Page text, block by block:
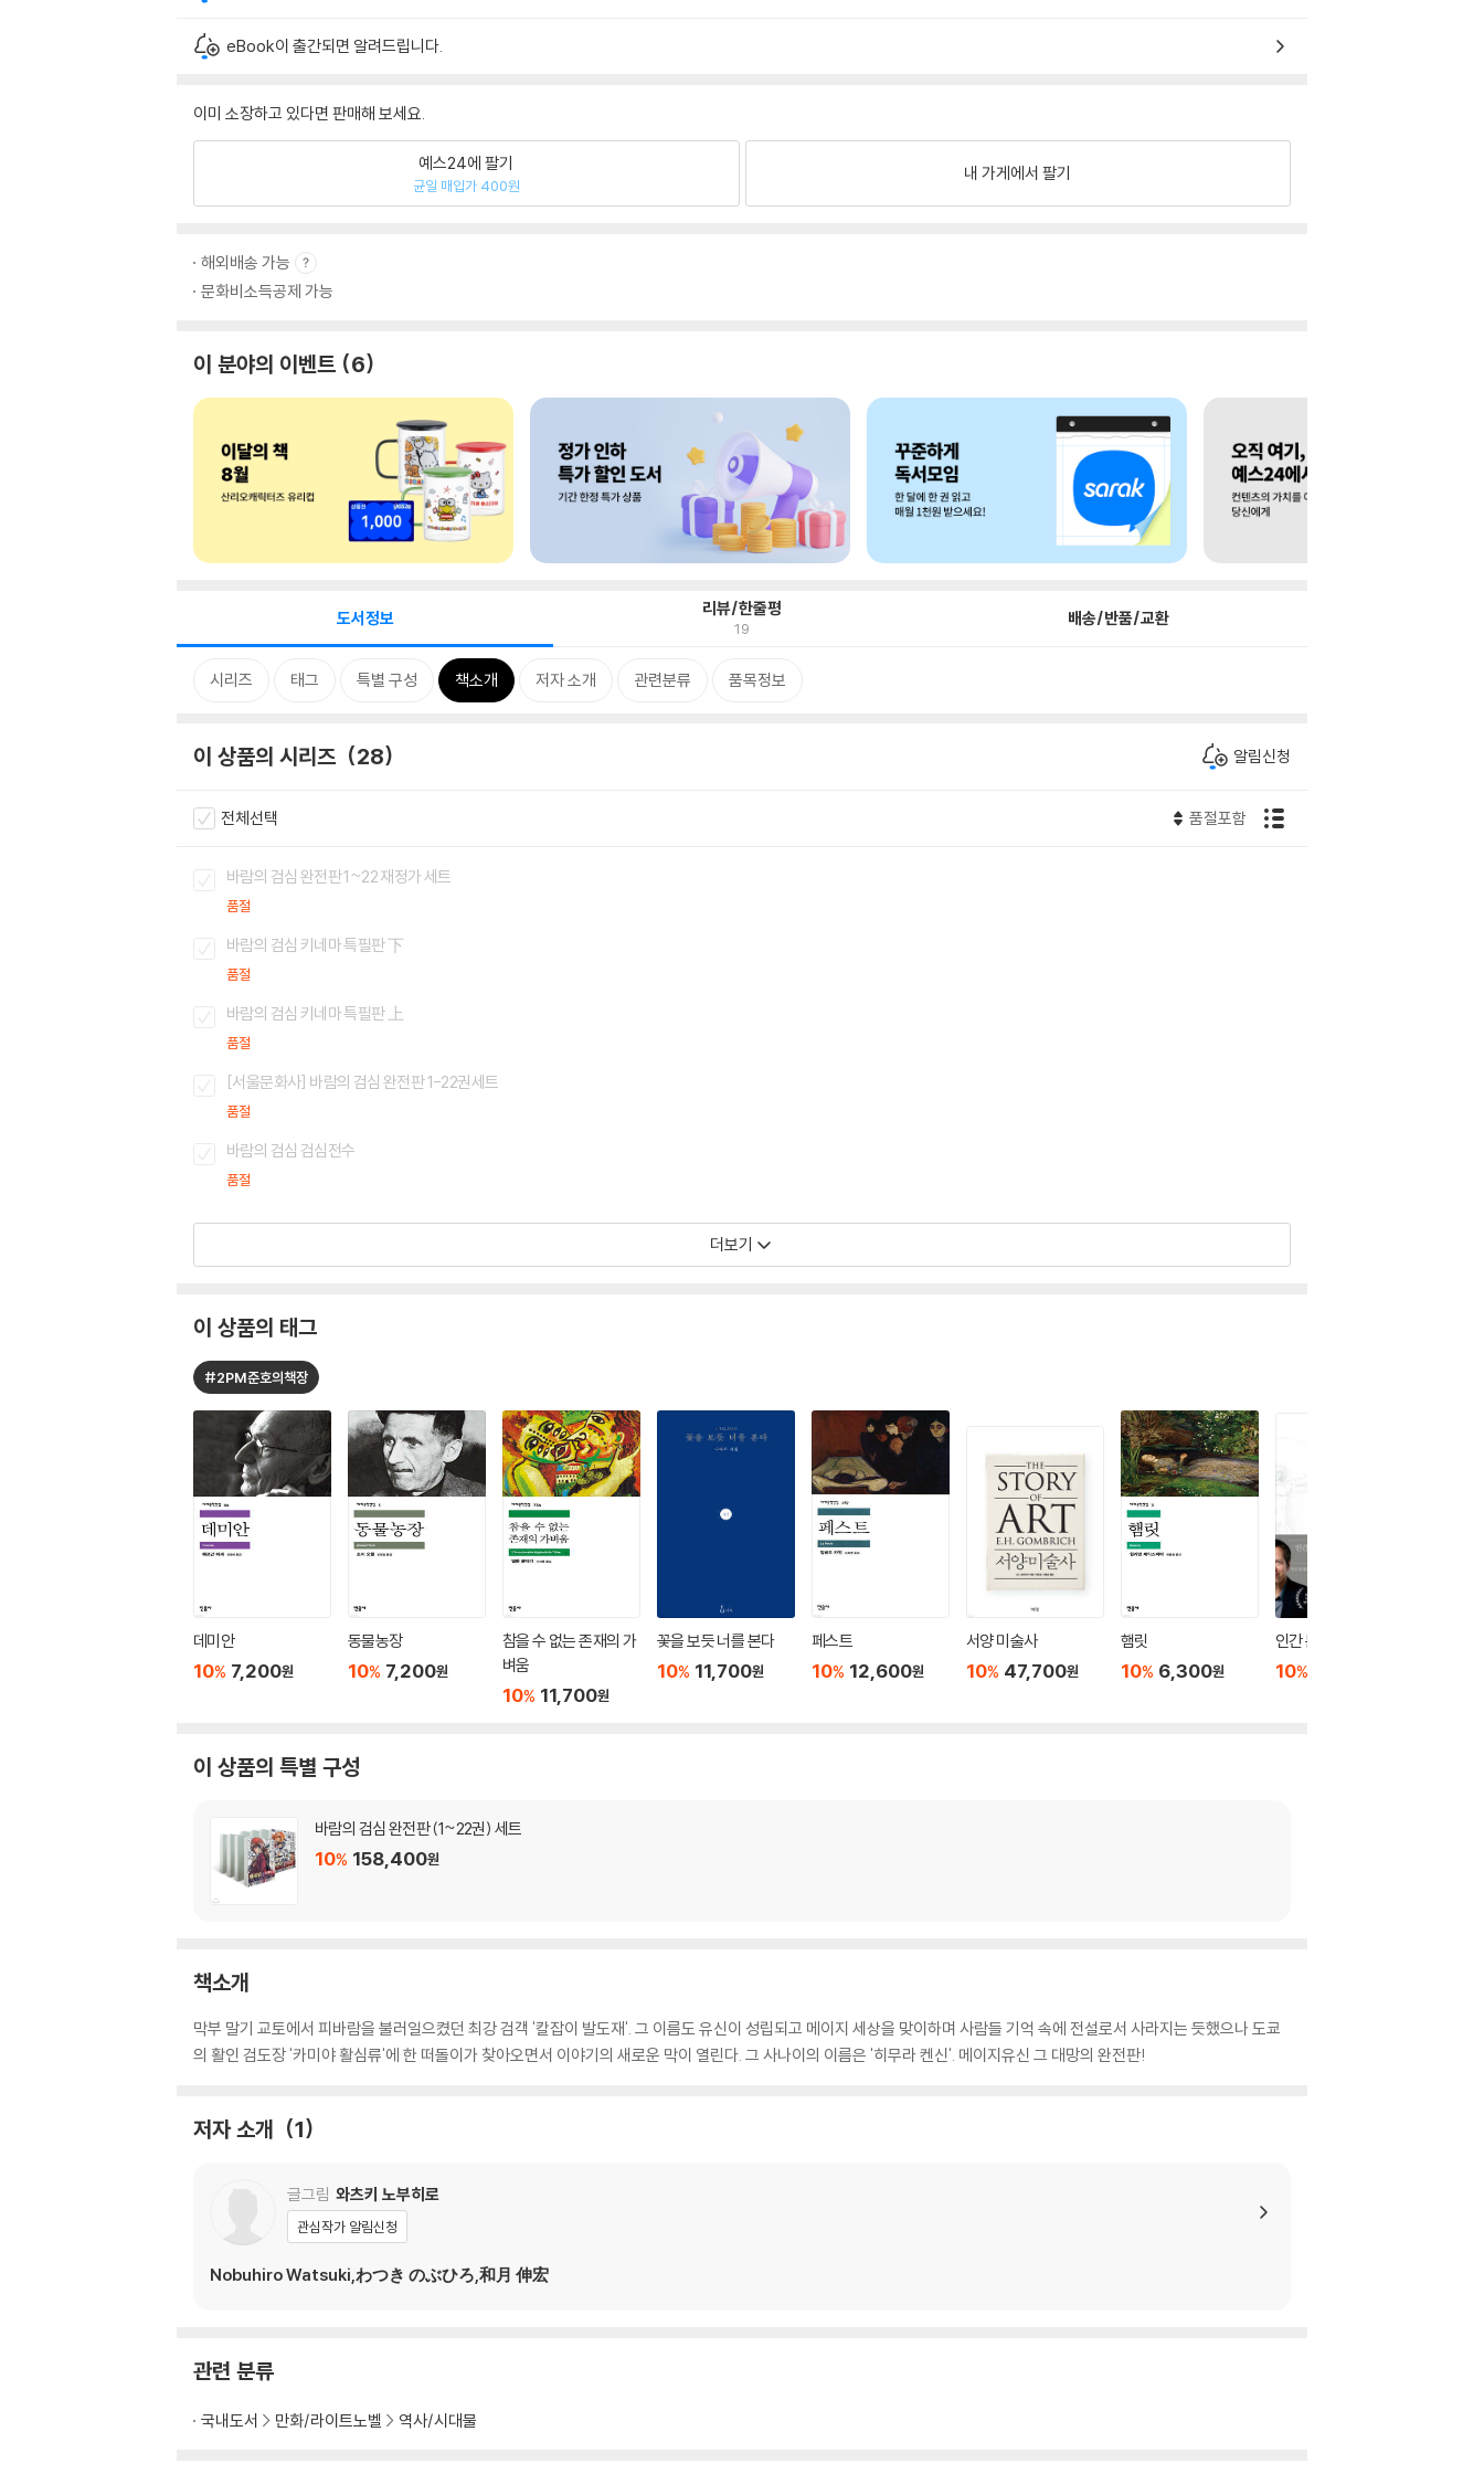
eBook이 출간되면 알려드립니다.
이미 소장하고 있다면 판매해 보세요.
예스24에 팔기
균일 매입가 400원
내 가게에서 팔기
해외배송 가능
문화비소득공제 가능
이 분야의 이벤트 6
도서정보 리뷰/한줄평
19 배송/반품/교환
시리즈 태그 특별 구성 책소개 저자 소개 관련분류 품목정보
이 상품의 시리즈 28 알림신청
전체선택 품절포함
바람의 검심 완전판 1~22 재정가 세트
품절
바람의 검심 키네마 특필판 下
품절
바람의 검심 키네마 특필판 上
품절
[서울문화사] 바람의 검심 완전판 1-22권세트
품절
바람의 검심 검심전수
품절
더보기
이 상품의 태그
#2PM준호의책장
데미안
10% 7,200원
동물농장
10% 7,200원
참을 수 없는 존재의 가
벼움
10% 11,700원
꽃을 보듯 너를 본다
10% 11,700원
페스트
10% 12,600원
서양 미술사
10% 47,700원
햄릿
10% 6,300원
인간 본성의 법칙
10%
이 상품의 특별 구성
바람의 검심 완전판 (1~22권) 세트
10% 158,400원
책소개
막부 말기 교토에서 피바람을 불러일으켰던 최강 검객 '칼잡이 발도재'. 그 이름도 유신이 성립되고 메이지 세상을 맞이하며 사람들 기억 속에 전설로서 사라지는 듯했으나 도쿄
의 활인 검도장 '카미야 활심류'에 한 떠돌이가 찾아오면서 이야기의 새로운 막이 열린다. 그 사나이의 이름은 '히무라 켄신'. 메이지유신 그 대망의 완전판!
저자 소개 1
글그림 와츠키 노부히로
관심작가 알림신청
Nobuhiro Watsuki,わつき のぶひろ,和月 伸宏
관련 분류
국내도서 만화/라이트노벨 역사/시대물